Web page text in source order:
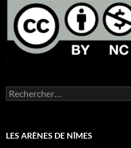
Rechercher :
LES ARÈNES DE NÎMES